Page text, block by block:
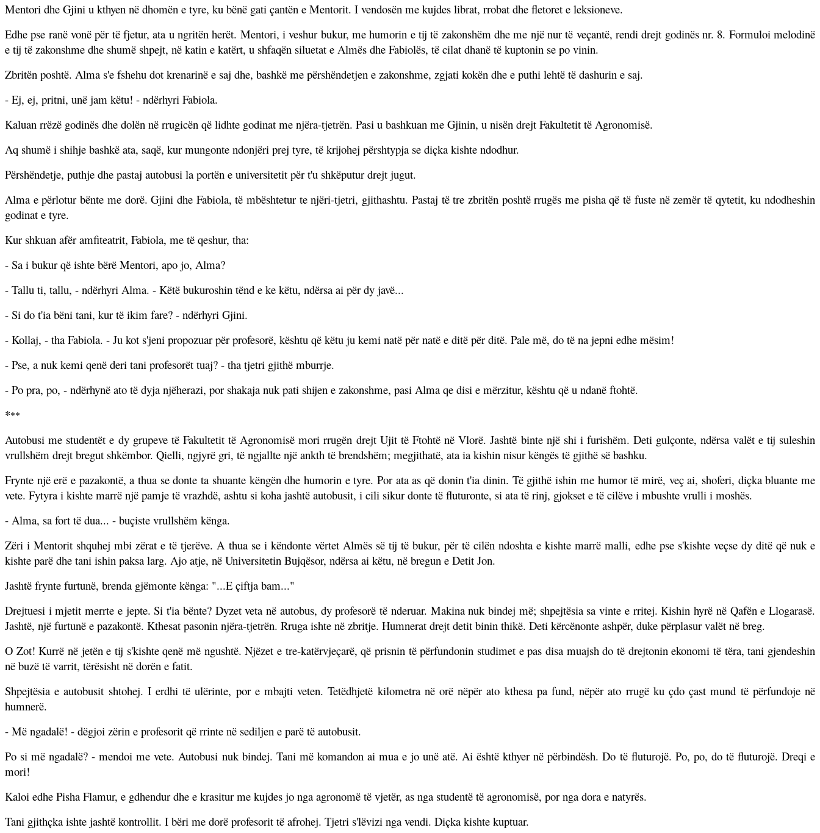
Mentori dhe Gjini u kthyen në dhomën e tyre, ku bënë gati çantën e Mentorit. I vendosën me kujdes librat, rrobat dhe fletoret e leksioneve.
Edhe pse ranë vonë për të fjetur, ata u ngritën herët. Mentori, i veshur bukur, me humorin e tij të zakonshëm dhe me një nur të veçantë, rendi drejt godinës nr. 8. Formuloi melodinë
e tij të zakonshme dhe shumë shpejt, në katin e katërt, u shfaqën siluetat e Almës dhe Fabiolës, të cilat dhanë të kuptonin se po vinin.
Zbritën poshtë. Alma s'e fshehu dot krenarinë e saj dhe, bashkë me përshëndetjen e zakonshme, zgjati kokën dhe e puthi lehtë të dashurin e saj.
- Ej, ej, pritni, unë jam këtu! - ndërhyri Fabiola.
Kaluan rrëzë godinës dhe dolën në rrugicën që lidhte godinat me njëra-tjetrën. Pasi u bashkuan me Gjinin, u nisën drejt Fakultetit të Agronomisë.
Aq shumë i shihje bashkë ata, saqë, kur mungonte ndonjëri prej tyre, të krijohej përshtypja se diçka kishte ndodhur.
Përshëndetje, puthje dhe pastaj autobusi la portën e universitetit për t'u shkëputur drejt jugut.
Alma e përlotur bënte me dorë. Gjini dhe Fabiola, të mbështetur te njëri-tjetri, gjithashtu. Pastaj të tre zbritën poshtë rrugës me pisha që të fuste në zemër të qytetit, ku ndodheshin
godinat e tyre.
Kur shkuan afër amfiteatrit, Fabiola, me të qeshur, tha:
- Sa i bukur që ishte bërë Mentori, apo jo, Alma?
- Tallu ti, tallu, - ndërhyri Alma. - Këtë bukuroshin tënd e ke këtu, ndërsa ai për dy javë...
- Si do t'ia bëni tani, kur të ikim fare? - ndërhyri Gjini.
- Kollaj, - tha Fabiola. - Ju kot s'jeni propozuar për profesorë, kështu që këtu ju kemi natë për natë e ditë për ditë. Pale më, do të na jepni edhe mësim!
- Pse, a nuk kemi qenë deri tani profesorët tuaj? - tha tjetri gjithë mburrje.
- Po pra, po, - ndërhynë ato të dyja njëherazi, por shakaja nuk pati shijen e zakonshme, pasi Alma qe disi e mërzitur, kështu që u ndanë ftohtë.
***
Autobusi me studentët e dy grupeve të Fakultetit të Agronomisë mori rrugën drejt Ujit të Ftohtë në Vlorë. Jashtë binte një shi i furishëm. Deti gulçonte, ndërsa valët e tij suleshin
vrullshëm drejt bregut shkëmbor. Qielli, ngjyrë gri, të ngjallte një ankth të brendshëm; megjithatë, ata ia kishin nisur këngës të gjithë së bashku.
Frynte një erë e pazakontë, a thua se donte ta shuante këngën dhe humorin e tyre. Por ata as që donin t'ia dinin. Të gjithë ishin me humor të mirë, veç ai, shoferi, diçka bluante me
vete. Fytyra i kishte marrë një pamje të vrazhdë, ashtu si koha jashtë autobusit, i cili sikur donte të fluturonte, si ata të rinj, gjokset e të cilëve i mbushte vrulli i moshës.
- Alma, sa fort të dua... - buçiste vrullshëm kënga.
Zëri i Mentorit shquhej mbi zërat e të tjerëve. A thua se i këndonte vërtet Almës së tij të bukur, për të cilën ndoshta e kishte marrë malli, edhe pse s'kishte veçse dy ditë që nuk e
kishte parë dhe tani ishin paksa larg. Ajo atje, në Universitetin Bujqësor, ndërsa ai këtu, në bregun e Detit Jon.
Jashtë frynte furtunë, brenda gjëmonte kënga: "...E çiftja bam..."
Drejtuesi i mjetit merrte e jepte. Si t'ia bënte? Dyzet veta në autobus, dy profesorë të nderuar. Makina nuk bindej më; shpejtësia sa vinte e rritej. Kishin hyrë në Qafën e Llogarasë.
Jashtë, një furtunë e pazakontë. Kthesat pasonin njëra-tjetrën. Rruga ishte në zbritje. Humnerat drejt detit binin thikë. Deti kërcënonte ashpër, duke përplasur valët në breg.
O Zot! Kurrë në jetën e tij s'kishte qenë më ngushtë. Njëzet e tre-katërvjeçarë, që prisnin të përfundonin studimet e pas disa muajsh do të drejtonin ekonomi të tëra, tani gjendeshin
në buzë të varrit, tërësisht në dorën e fatit.
Shpejtësia e autobusit shtohej. I erdhi të ulërinte, por e mbajti veten. Tetëdhjetë kilometra në orë nëpër ato kthesa pa fund, nëpër ato rrugë ku çdo çast mund të përfundoje në
humnerë.
- Më ngadalë! - dëgjoi zërin e profesorit që rrinte në sediljen e parë të autobusit.
Po si më ngadalë? - mendoi me vete. Autobusi nuk bindej. Tani më komandon ai mua e jo unë atë. Ai është kthyer në përbindësh. Do të fluturojë. Po, po, do të fluturojë. Dreqi e
mori!
Kaloi edhe Pisha Flamur, e gdhendur dhe e krasitur me kujdes jo nga agronomë të vjetër, as nga studentë të agronomisë, por nga dora e natyrës.
Tani gjithçka ishte jashtë kontrollit. I bëri me dorë profesorit të afrohej. Tjetri s'lëvizi nga vendi. Diçka kishte kuptuar.